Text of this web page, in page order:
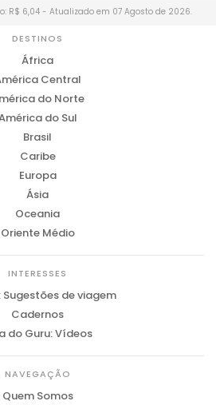
R$ 6,04 - Atualizado em 07 Agosto de 2026.
DESTINOS
África
Central
do Norte
do Sul
Brasil
Caribe
Europa
Ásia
Oceania
Oriente Médio
INTERESSES
Sugestões de viagem
Cadernos
do Guru: Vídeos
NAVEGAÇÃO
Quem Somos